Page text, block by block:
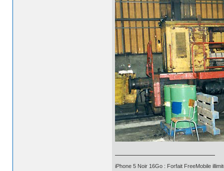
iPhone 5 Noir 16Go : Forfait FreeMobile